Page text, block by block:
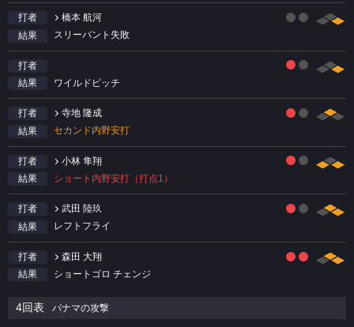
打者
橋本 航河
結果
スリーバント失敗
打者
結果
ワイルドピッチ
打者
寺地 隆成
結果
セカンド内野安打
打者
小林 隼翔
結果
ショート内野安打（打点1）
打者
武田 陸玖
結果
レフトフライ
打者
森田 大翔
結果
ショートゴロ チェンジ
4回表 パナマの攻撃